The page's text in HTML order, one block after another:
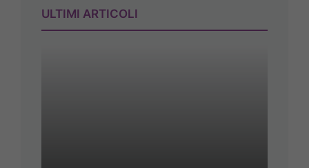
ULTIMI ARTICOLI